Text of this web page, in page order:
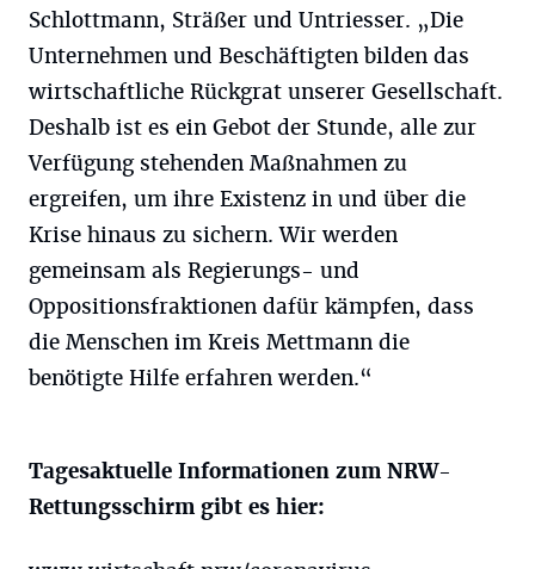
Schlottmann, Sträßer und Untriesser. „Die
Unternehmen und Beschäftigten bilden das
wirtschaftliche Rückgrat unserer Gesellschaft.
Deshalb ist es ein Gebot der Stunde, alle zur
Verfügung stehenden Maßnahmen zu
ergreifen, um ihre Existenz in und über die
Krise hinaus zu sichern. Wir werden
gemeinsam als Regierungs- und
Oppositionsfraktionen dafür kämpfen, dass
die Menschen im Kreis Mettmann die
benötigte Hilfe erfahren werden.“
Tagesaktuelle Informationen zum NRW-
Rettungsschirm gibt es hier: